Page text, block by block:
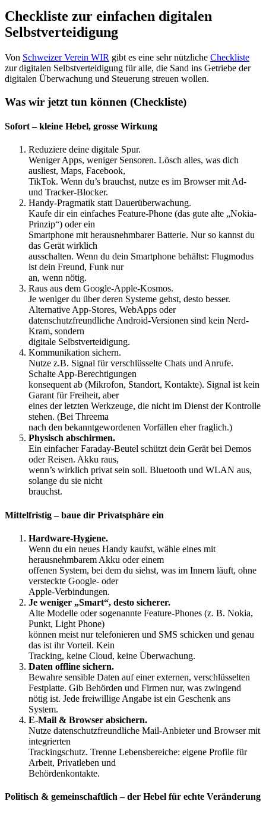
Checkliste zur einfachen digitalen
Selbstverteidigung
Von Schweizer Verein WIR gibt es eine sehr nützliche Checkliste
zur digitalen Selbstverteidigung für alle, die Sand ins Getriebe der
digitalen Überwachung und Steuerung streuen wollen.
Was wir jetzt tun können (Checkliste)
Sofort – kleine Hebel, grosse Wirkung
Reduziere deine digitale Spur.
Weniger Apps, weniger Sensoren. Lösch alles, was dich
ausliest, Maps, Facebook,
TikTok. Wenn du’s brauchst, nutze es im Browser mit Ad-
und Tracker-Blocker.
Handy-Pragmatik statt Dauerüberwachung.
Kaufe dir ein einfaches Feature-Phone (das gute alte „Nokia-
Prinzip“) oder ein
Smartphone mit herausnehmbarer Batterie. Nur so kannst du
das Gerät wirklich
ausschalten. Wenn du dein Smartphone behältst: Flugmodus
ist dein Freund, Funk nur
an, wenn nötig.
Raus aus dem Google-Apple-Kosmos.
Je weniger du über deren Systeme gehst, desto besser.
Alternative App-Stores, WebApps oder
datenschutzfreundliche Android-Versionen sind kein Nerd-
Kram, sondern
digitale Selbstverteidigung.
Kommunikation sichern.
Nutze z.B. Signal für verschlüsselte Chats und Anrufe.
Schalte App-Berechtigungen
konsequent ab (Mikrofon, Standort, Kontakte). Signal ist kein
Garant für Freiheit, aber
eines der letzten Werkzeuge, die nicht im Dienst der Kontrolle
stehen. (Bei Threema
nach den bekanntgewordenen Vorfällen eher fraglich.)
Physisch abschirmen.
Ein einfacher Faraday-Beutel schützt dein Gerät bei Demos
oder Reisen. Akku raus,
wenn’s wirklich privat sein soll. Bluetooth und WLAN aus,
solange du sie nicht
brauchst.
Mittelfristig – baue dir Privatsphäre ein
Hardware-Hygiene.
Wenn du ein neues Handy kaufst, wähle eines mit
herausnehmbarem Akku oder einem
offenen System, bei dem du siehst, was im Innern läuft, ohne
versteckte Google- oder
Apple-Verbindungen.
Je weniger „Smart“, desto sicherer.
Alte Modelle oder sogenannte Feature-Phones (z. B. Nokia,
Punkt, Light Phone)
können meist nur telefonieren und SMS schicken und genau
das ist ihr Vorteil. Kein
Tracking, keine Cloud, keine Überwachung.
Daten offline sichern.
Bewahre sensible Daten auf einer externen, verschlüsselten
Festplatte. Gib Behörden und Firmen nur, was zwingend
nötig ist. Jede freiwillige Angabe ist ein Geschenk ans
System.
E-Mail & Browser absichern.
Nutze datenschutzfreundliche Mail-Anbieter und Browser mit
integrierten
Trackingschutz. Trenne Lebensbereiche: eigene Profile für
Arbeit, Privatleben und
Behördenkontakte.
Politisch & gemeinschaftlich – der Hebel für echte Veränderung